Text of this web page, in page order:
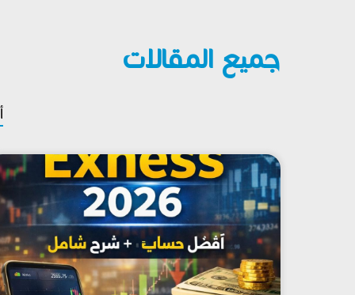
جميع المقالات